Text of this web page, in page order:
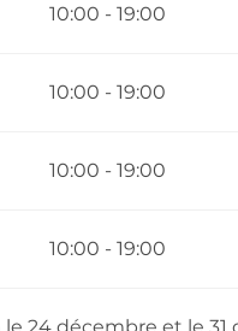
27 septembre 2026
2026au16 octobre
au1 novembre 2026
10:00 - 19:00
10:00 - 19:00
10:00 - 19:00
10:00 - 19:00